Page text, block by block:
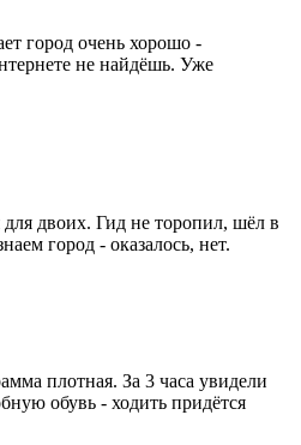
город очень хорошо -
не найдёшь. Уже
двоих. Гид не торопил, шёл в
город - оказалось, нет.
плотная. За 3 часа увидели
обувь - ходить придётся